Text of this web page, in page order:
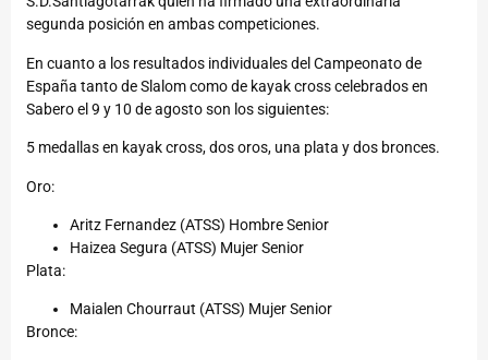
segunda posición en ambas competiciones.
En cuanto a los resultados individuales del Campeonato de
España tanto de Slalom como de kayak cross celebrados en
Sabero el 9 y 10 de agosto son los siguientes:
5 medallas en kayak cross, dos oros, una plata y dos bronces.
Oro:
Aritz Fernandez (ATSS) Hombre Senior
Haizea Segura (ATSS) Mujer Senior
Plata:
Maialen Chourraut (ATSS) Mujer Senior
Bronce: